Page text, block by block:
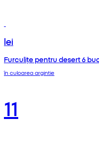
lei
Furculițe pentru desert 6
în culoarea argintie
11